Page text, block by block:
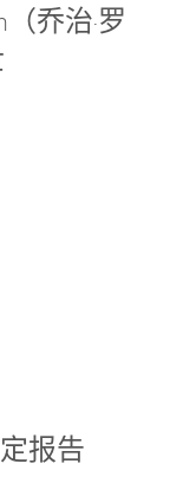
（乔治·罗
报告